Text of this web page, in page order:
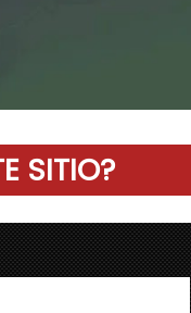
SITIO?